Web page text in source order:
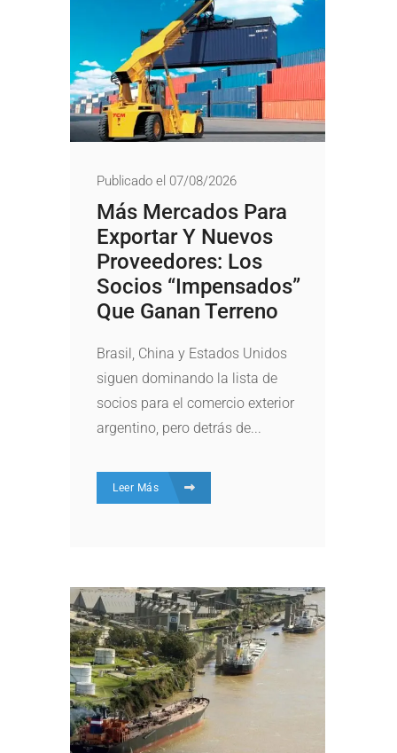
Publicado el 07/08/2026
Más Mercados Para
Exportar Y Nuevos
Proveedores: Los
Socios “impensados”
Que Ganan Terreno
Brasil, China y Estados Unidos
siguen dominando la lista de
socios para el comercio exterior
argentino, pero detrás de...
Leer Más